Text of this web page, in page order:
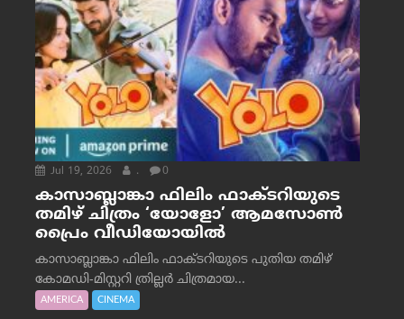
Jul 19, 2026 . 0
കാസാബ്ലാങ്കാ ഫിലിം ഫാക്ടറിയുടെ
തമിഴ് ചിത്രം ‘യോളോ’ ആമസോൺ
പ്രൈം വീഡിയോയിൽ
കാസാബ്ലാങ്കാ ഫിലിം ഫാക്ടറിയുടെ പുതിയ തമിഴ്
കോമഡി-മിസ്റ്ററി ത്രില്ലർ ചിത്രമായ...
AMERICA CINEMA